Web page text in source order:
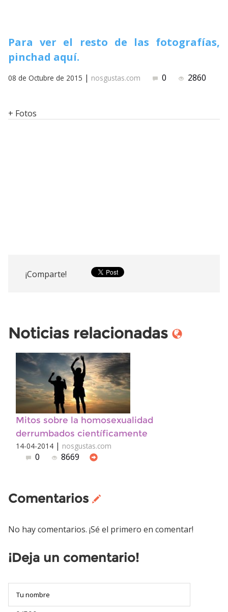
Para ver el resto de las fotografías,
pinchad aquí.
08 de Octubre de 2015 | nosgustas.com 0 2860
+ Fotos
¡Comparte!
Noticias relacionadas
Mitos sobre la homosexualidad
derrumbados científicamente
14-04-2014 | nosgustas.com
0 8669
Comentarios
No hay comentarios. ¡Sé el primero en comentar!
¡Deja un comentario!